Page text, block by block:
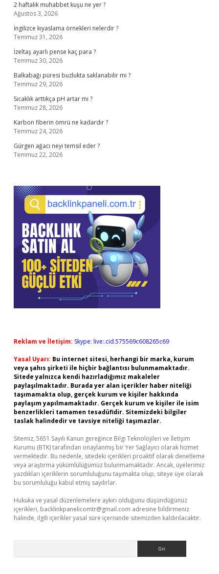
2 haftalık muhabbet kuşu ne yer ?
Ağustos 3, 2026
İngilizce kıyaslama örnekleri nelerdir ?
Temmuz 31, 2026
İzeltaş ayarlı pense kaç para ?
Temmuz 30, 2026
Balkabağı püresi buzlukta saklanabilir mi ?
Temmuz 29, 2026
Sıcaklık arttıkça pH artar mı ?
Temmuz 28, 2026
Karbon fiberin ömrü ne kadardır ?
Temmuz 24, 2026
Gürgen ağacı neyi temsil eder ?
Temmuz 22, 2026
Reklam ve İletişim: Skype: live:.cid.575569c608265c69
Yasal Uyarı: Bu internet sitesi, herhangi bir marka, kurum
veya şahıs şirketi ile hiçbir bağlantısı bulunmamaktadır.
Sitede yalnızca kendi hazırladığımız makaleler
paylaşılmaktadır. Burada yer alan içerikler haber niteliği
taşımamakta olup, gerçek kurum ve kişiler hakkında
paylaşım yapılmamaktadır. Gerçek kurum ve kişiler ile isim
benzerlikleri tamamen tesadüfidir. Sitemizdeki bilgiler
taslak halindedir ve tavsiye niteliği taşımazlar.
Sitemiz, 5651 Sayılı Kanun gereğince Bilgi Teknolojileri ve İletişim
Kurumu (BTK) tarafından onaylanmış bir Yer Sağlayıcı olarak hizmet
vermektedir. Bu nedenle, sitedeki içerikleri proaktif olarak denetleme
veya araştırma yükümlülüğümüz bulunmamaktadır. Ancak, üyelerimiz
yazdıkları içeriklerin sorumluluğunu taşımakta olup, siteye üye olarak
bu sorumluluğu kabul etmiş sayılırlar.
Hukuka ve yasal düzenlemelere aykırı olduğunu düşündüğünüz
içerikleri, backlinkpanelicomtr@gmail.com adresine bildirmeniz
halinde, ilgili içerikler yasal süre içerisinde sitemizden kaldırılacaktır.